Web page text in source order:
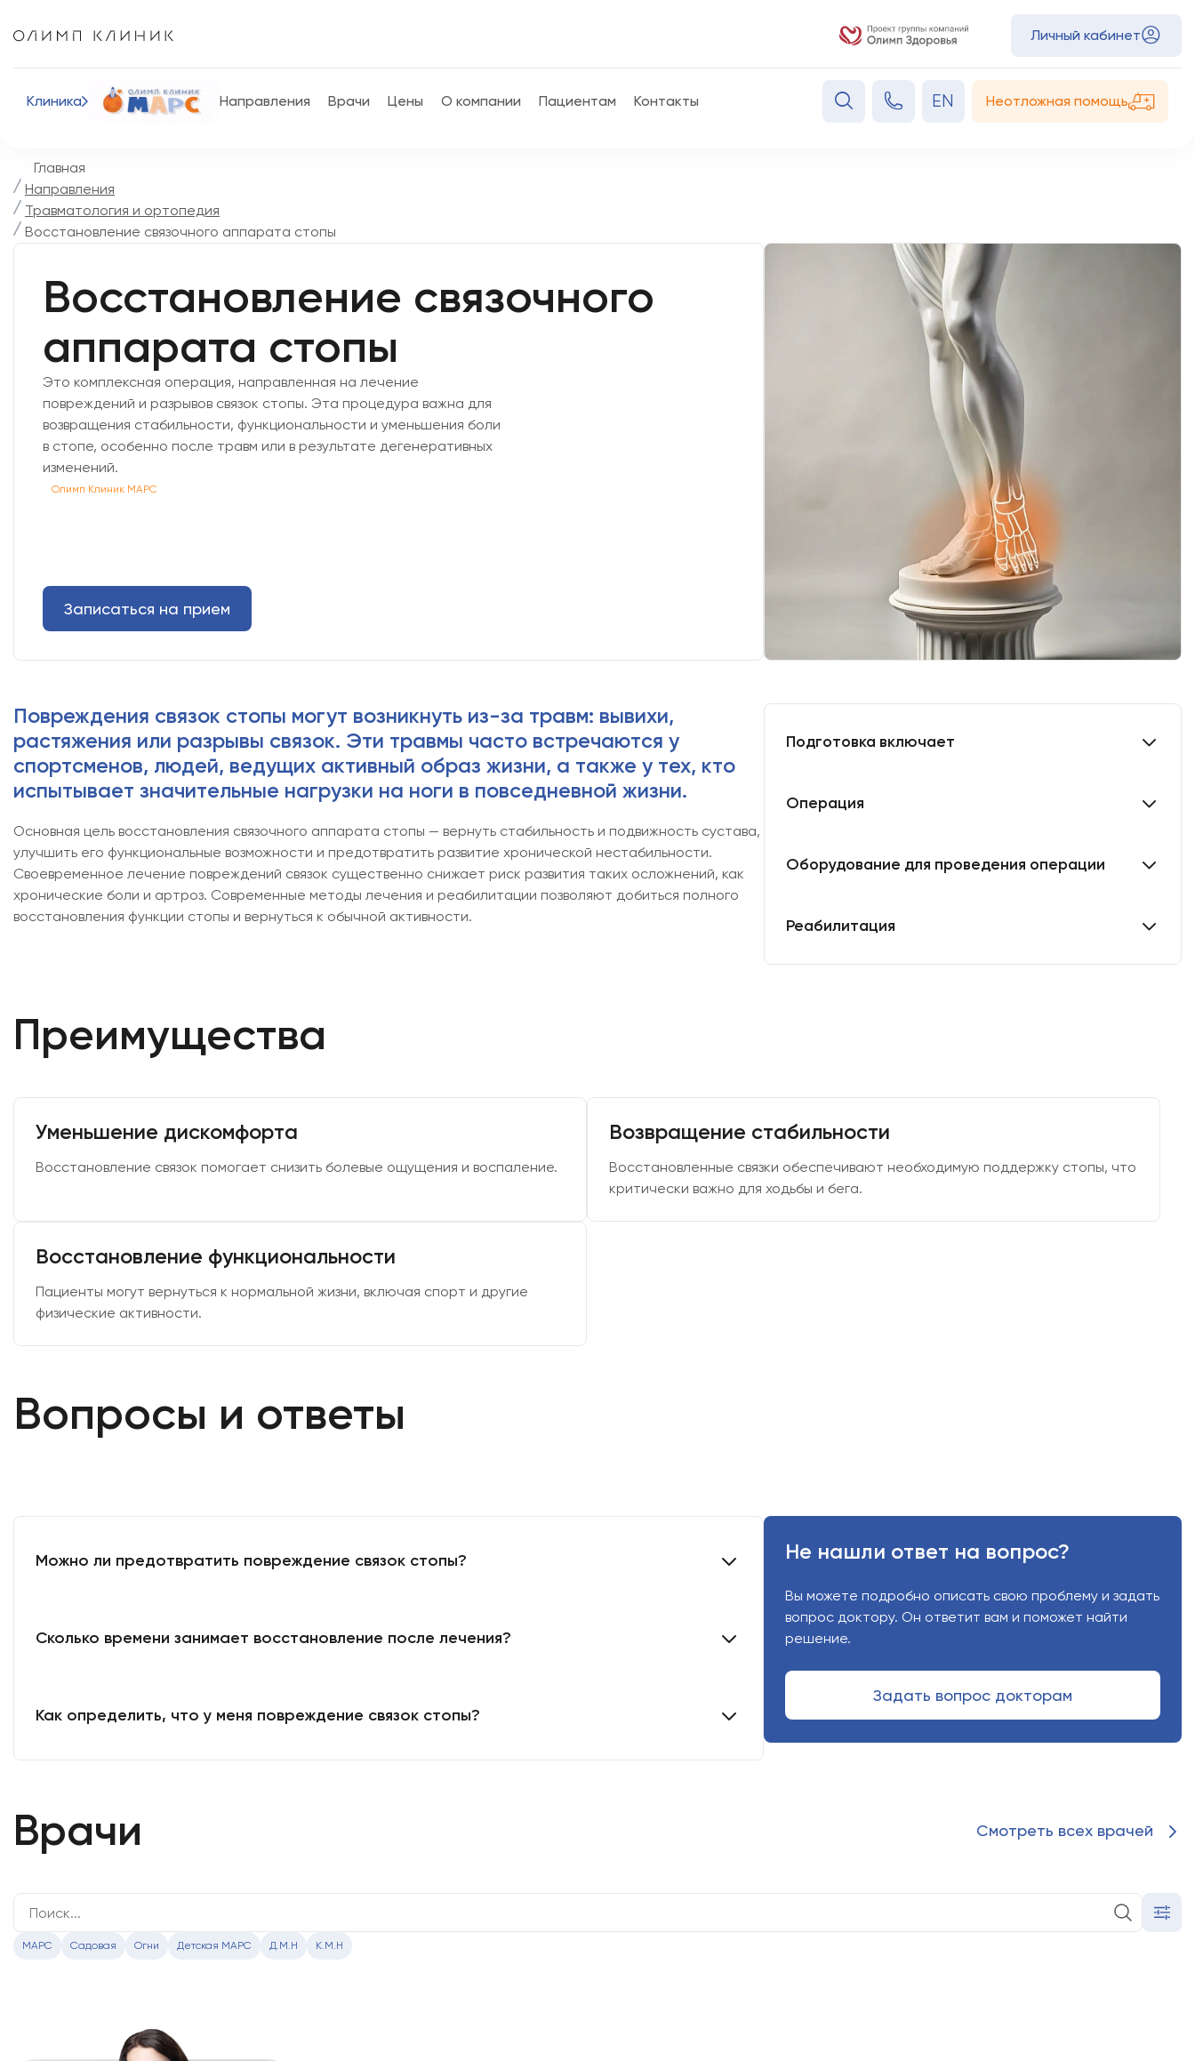
Личный кабинет
Клиника Направления Врачи Цены О компании Пациентам Контакты EN Неотложная помощь
Главная
Направления
Травматология и ортопедия
Восстановление связочного аппарата стопы
Восстановление связочного
аппарата стопы
Это комплексная операция, направленная на лечение
повреждений и разрывов связок стопы. Эта процедура важна для
возвращения стабильности, функциональности и уменьшения боли
в стопе, особенно после травм или в результате дегенеративных
изменений.
Олимп Клиник МАРС
Записаться на прием
Повреждения связок стопы могут возникнуть из-за травм: вывихи,
растяжения или разрывы связок. Эти травмы часто встречаются у
спортсменов, людей, ведущих активный образ жизни, а также у тех, кто
испытывает значительные нагрузки на ноги в повседневной жизни.
Основная цель восстановления связочного аппарата стопы — вернуть стабильность и подвижность сустава,
улучшить его функциональные возможности и предотвратить развитие хронической нестабильности.
Своевременное лечение повреждений связок существенно снижает риск развития таких осложнений, как
хронические боли и артроз. Современные методы лечения и реабилитации позволяют добиться полного
восстановления функции стопы и вернуться к обычной активности.
Подготовка включает
Операция
Оборудование для проведения операции
Реабилитация
Преимущества
Уменьшение дискомфорта
Восстановление связок помогает снизить болевые ощущения и воспаление.
Возвращение стабильности
Восстановленные связки обеспечивают необходимую поддержку стопы, что
критически важно для ходьбы и бега.
Восстановление функциональности
Пациенты могут вернуться к нормальной жизни, включая спорт и другие
физические активности.
Вопросы и ответы
Можно ли предотвратить повреждение связок стопы?
Сколько времени занимает восстановление после лечения?
Как определить, что у меня повреждение связок стопы?
Не нашли ответ на вопрос?
Вы можете подробно описать свою проблему и задать
вопрос доктору. Он ответит вам и поможет найти
решение.
Задать вопрос докторам
Врачи Смотреть всех врачей
МАРС Садовая Огни Детская МАРС Д.М.Н К.М.Н